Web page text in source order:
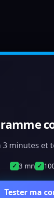
minutes et
✓ 3 mn ✓
Tester ma